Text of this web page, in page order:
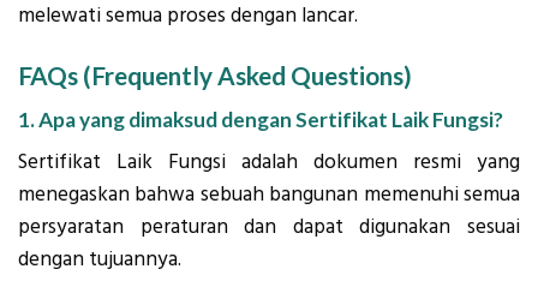
melewati semua proses dengan lancar.
FAQs (Frequently Asked Questions)
1. Apa yang dimaksud dengan Sertifikat Laik Fungsi?
Sertifikat Laik Fungsi adalah dokumen resmi yang
menegaskan bahwa sebuah bangunan memenuhi semua
persyaratan peraturan dan dapat digunakan sesuai
dengan tujuannya.